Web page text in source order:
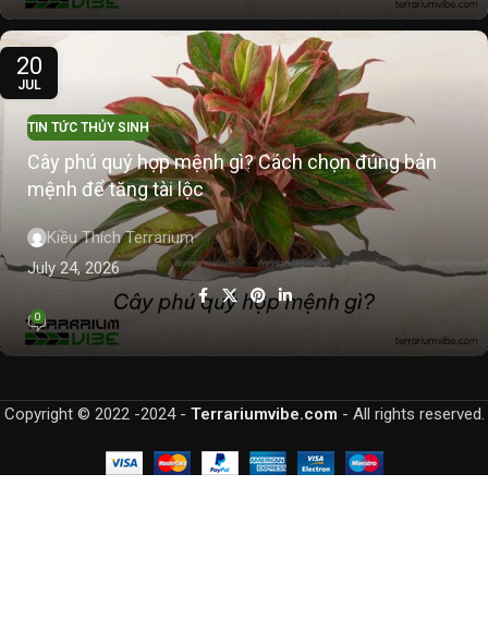
20
JUL
TIN TỨC THỦY SINH
Cây phú quý hợp mệnh gì? Cách chọn đúng bản
mệnh để tăng tài lộc
Kiều Thích Terrarium
July 24, 2026
0
Copyright © 2022 -2024 - Terrariumvibe.com - All rights reserved.